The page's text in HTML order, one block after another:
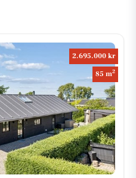
2.695.000 kr
85 m2